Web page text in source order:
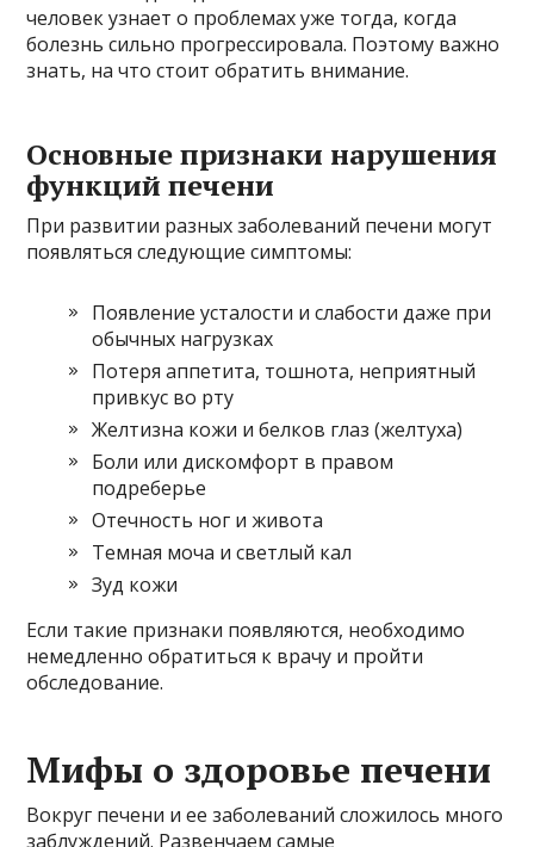
человек узнает о проблемах уже тогда, когда
болезнь сильно прогрессировала. Поэтому важно
знать, на что стоит обратить внимание.
Основные признаки нарушения
функций печени
При развитии разных заболеваний печени могут
появляться следующие симптомы:
Появление усталости и слабости даже при
обычных нагрузках
Потеря аппетита, тошнота, неприятный
привкус во рту
Желтизна кожи и белков глаз (желтуха)
Боли или дискомфорт в правом
подреберье
Отечность ног и живота
Темная моча и светлый кал
Зуд кожи
Если такие признаки появляются, необходимо
немедленно обратиться к врачу и пройти
обследование.
Мифы о здоровье печени
Вокруг печени и ее заболеваний сложилось много
заблуждений. Развенчаем самые